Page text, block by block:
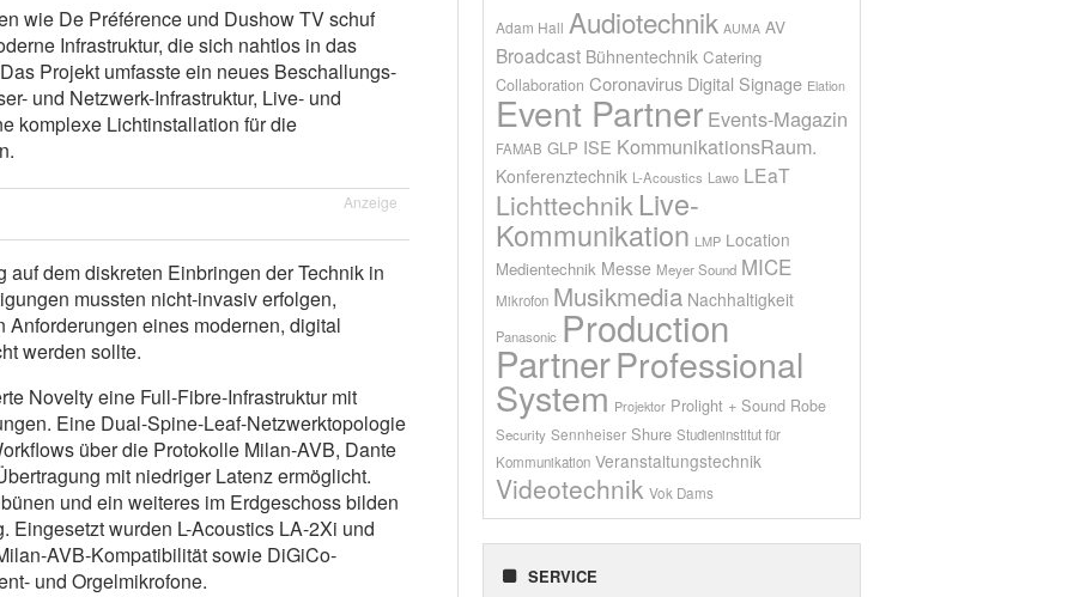
wie De Préférence und Dushow TV schuf
Infrastruktur, die sich nahtlos in das
Projekt umfasste ein neues Beschallungs-
und Netzwerk-Infrastruktur, Live- und
komplexe Lichtinstallation für die
Anzeige
dem diskreten Einbringen der Technik in
mussten nicht-invasiv erfolgen,
Anforderungen eines modernen, digital
werden sollte.
Novelty eine Full-Fibre-Infrastruktur mit
Eine Dual-Spine-Leaf-Netzwerktopologie
über die Protokolle Milan-AVB, Dante
mit niedriger Latenz ermöglicht.
und ein weiteres im Erdgeschoss bilden
Eingesetzt wurden L-Acoustics LA-2Xi und
AVB-Kompatibilität sowie DiGiCo-
und Orgelmikrofone.
Adam Hall Audiotechnik AUMA AV
Broadcast Bühnentechnik Catering
Collaboration Coronavirus Digital Signage Elation
Event Partner Events-Magazin
FAMAB GLP ISE KommunikationsRaum.
Konferenztechnik L-Acoustics Lawo LEaT
Lichttechnik Live-
Kommunikation LMP Location
Medientechnik Messe Meyer Sound MICE
Mikrofon Musikmedia Nachhaltigkeit
Panasonic Production
PartnerProfessional
System Projektor Prolight + Sound Robe
Security Sennheiser Shure Studieninstitut für
Kommunikation Veranstaltungstechnik
Videotechnik Vok Dams
SERVICE